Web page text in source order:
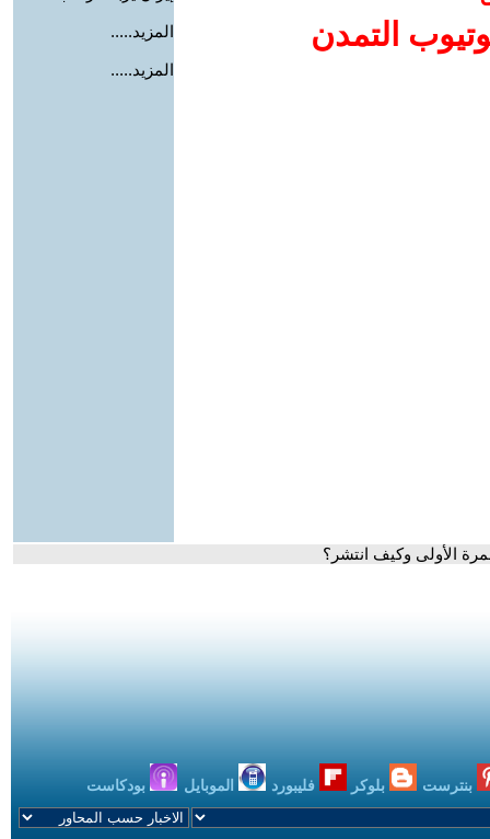
التمدن
المزيد.....
المزيد.....
الأولى وكيف انتشر؟
بنترست بلوكر فليبورد الموبايل بودكاست